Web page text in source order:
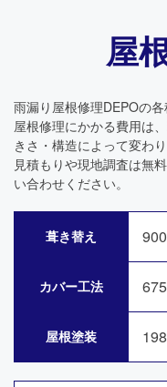
屋
雨漏り屋根修理DEPOの各
屋根修理にかかる費用は
きさ・構造によって変わり
見積もりや現地調査は無
い合わせください。
葺き替え
カバー工法
屋根塗装